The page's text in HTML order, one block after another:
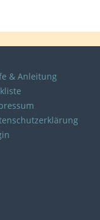
& Anleitung